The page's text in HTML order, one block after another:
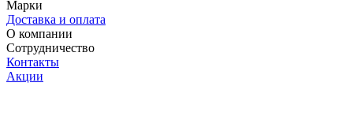
Марки
Доставка и оплата
О компании
Сотрудничество
Контакты
Акции